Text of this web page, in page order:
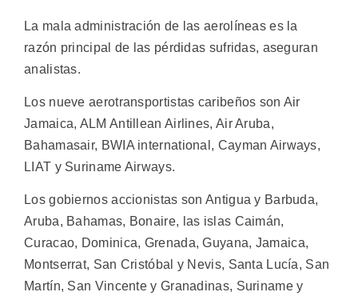
La mala administración de las aerolíneas es la
razón principal de las pérdidas sufridas, aseguran
analistas.
Los nueve aerotransportistas caribeños son Air
Jamaica, ALM Antillean Airlines, Air Aruba,
Bahamasair, BWIA international, Cayman Airways,
LIAT y Suriname Airways.
Los gobiernos accionistas son Antigua y Barbuda,
Aruba, Bahamas, Bonaire, las islas Caimán,
Curacao, Dominica, Grenada, Guyana, Jamaica,
Montserrat, San Cristóbal y Nevis, Santa Lucía, San
Martín, San Vincente y Granadinas, Suriname y